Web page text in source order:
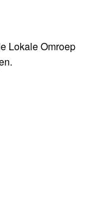
Lokale Omroep